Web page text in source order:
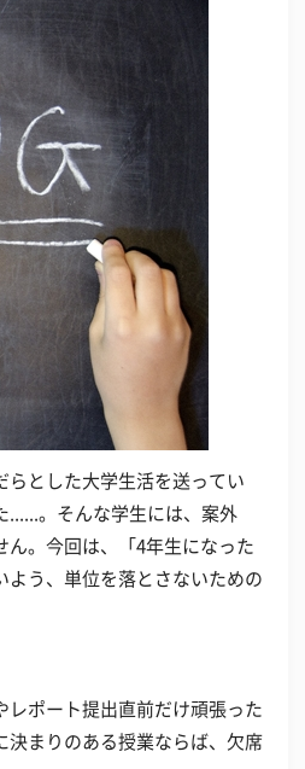
とした大学生活を送ってい
......。そんな学生には、案外
ん。今回は、「4年生になった
よう、単位を落とさないための
レポート提出直前だけ頑張った
決まりのある授業ならば、欠席